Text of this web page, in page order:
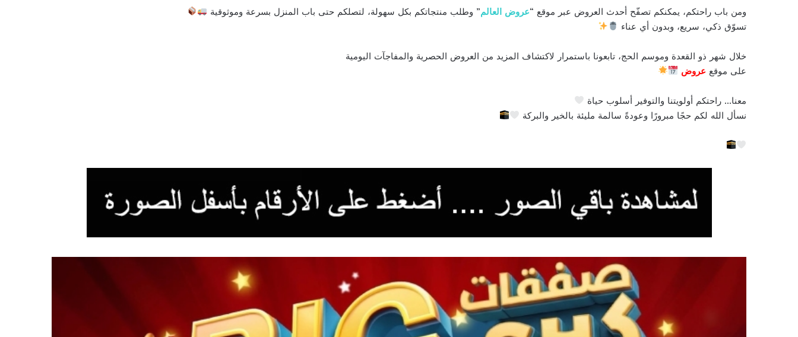
ومن باب راحتكم، يمكنكم تصفّح أحدث العروض عبر موقع “عروض العالم” وطلب منتجاتكم بكل سهولة، لتصلكم حتى باب المنزل بسرعة وموثوقية
تسوّق ذكي، سريع، وبدون أي عناء
خلال شهر ذو القعدة وموسم الحج، تابعونا باستمرار لاكتشاف المزيد من العروض الحصرية والمفاجآت اليومية
على موقع عروض
معنا… راحتكم أولويتنا والتوفير أسلوب حياة
نسأل الله لكم حجًا مبرورًا وعودةً سالمة مليئة بالخير والبركة